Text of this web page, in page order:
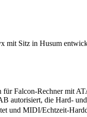
mit Sitz in Husum
für Falcon-Rechner mit
autorisiert, die Hard-
und MIDI/Echtzeit-